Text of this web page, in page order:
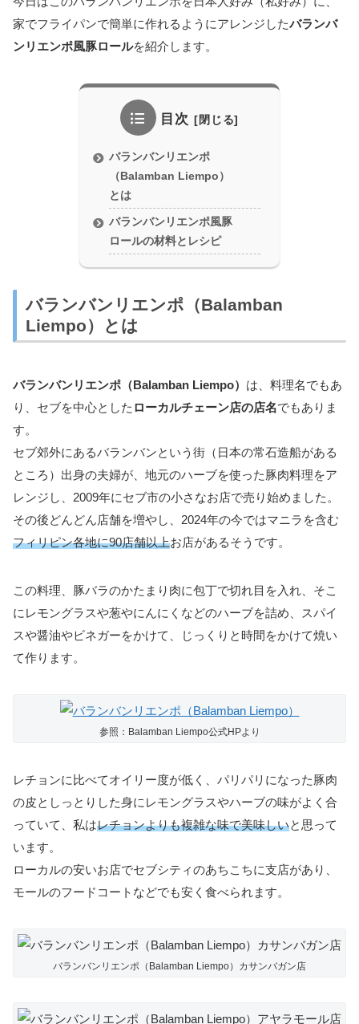
家でフライパンで簡単に作れるようにアレンジしたバランバ
ンリエンポ風豚ロールを紹介します。
目次
バランバンリエンポ
（Balamban Liempo）
とは
バランバンリエンポ風豚
ロールの材料とレシピ
バランバンリエンポ（Balamban
Liempo）とは
バランバンリエンポ（Balamban Liempo） は、料理名でもあ
り、セブを中心とした ローカルチェーン店の店名でもありま
す。
セブ郊外にあるバランバンという街（日本の常石造船がある
ところ）出身の夫婦が、地元のハーブを使った豚肉料理をア
レンジし、2009年にセブ市の小さなお店で売り始めました。
その後どんどん店舗を増やし、2024年の今ではマニラを含む
フィリピン各地に90店舗以上お店があるそうです。
この料理、豚バラのかたまり肉に包丁で切れ目を入れ、そこ
にレモングラスや葱やにんにくなどのハーブを詰め、スパイ
スや醤油やビネガーをかけて、じっくりと時間をかけて焼い
て作ります。
参照：Balamban Liempo公式HPより
レチョンに比べてオイリー度が低く、パリパリになった豚肉
の皮としっとりした身にレモングラスやハーブの味がよく合
っていて、私はレチョンよりも複雑な味で美味しいと思って
います。
ローカルの安いお店でセブシティのあちこちに支店があり、
モールのフードコートなどでも安く食べられます。
バランバンリエンポ（Balamban Liempo）カサンバガン店